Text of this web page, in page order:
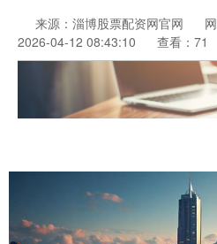
来源：淄博股票配资网官网
2026-04-12 08:43:10
查看：71